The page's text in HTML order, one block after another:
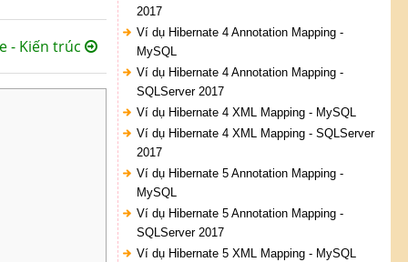
- Kiến trúc
2017
Ví dụ Hibernate 4 Annotation Mapping -
MySQL
Ví dụ Hibernate 4 Annotation Mapping -
SQLServer 2017
Ví dụ Hibernate 4 XML Mapping - MySQL
Ví dụ Hibernate 4 XML Mapping - SQLServer
2017
Ví dụ Hibernate 5 Annotation Mapping -
MySQL
Ví dụ Hibernate 5 Annotation Mapping -
SQLServer 2017
Ví dụ Hibernate 5 XML Mapping - MySQL